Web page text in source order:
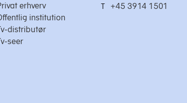
erhverv
institution
distributør
seer
T +45 3914 1501